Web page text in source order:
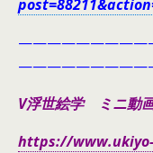
V浮世絵学 ミニ
https://